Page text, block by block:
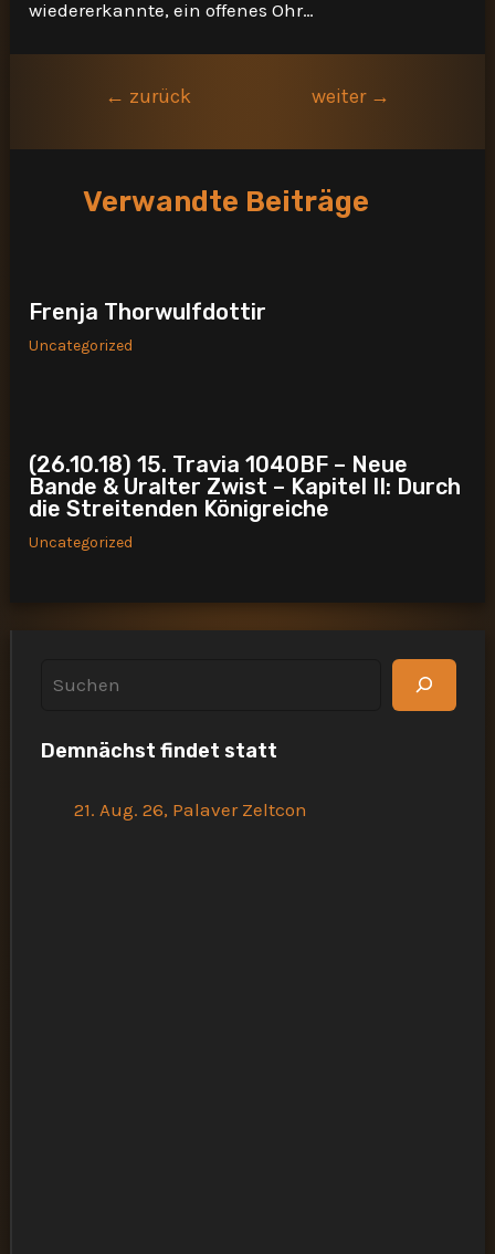
wiedererkannte, ein offenes Ohr…
Beitragsnavigation
← zurück weiter →
Verwandte Beiträge
Frenja Thorwulfdottir
Uncategorized
(26.10.18) 15. Travia 1040BF – Neue
Bande & Uralter Zwist – Kapitel II: Durch
die Streitenden Königreiche
Uncategorized
c
Demnächst findet statt
21. Aug. 26, Palaver Zeltcon